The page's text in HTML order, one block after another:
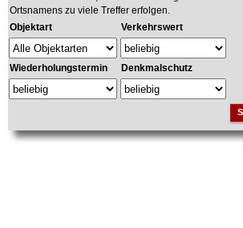
Ortsnamens zu viele Treffer erfolgen.
Objektart
Verkehrswert
Wiederholungstermin Denkmalschutz